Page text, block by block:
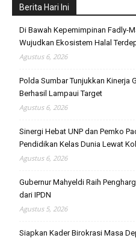
Berita Hari Ini
Di Bawah Kepemimpinan Fadly-
Wujudkan Ekosistem Halal
Agustus 6, 2026
Polda Sumbar Tunjukkan Kinerja
Berhasil Lampaui Target
Agustus 6, 2026
Sinergi Hebat UNP dan Pemko
Pendidikan Kelas Dunia Lewat
Agustus 6, 2026
Gubernur Mahyeldi Raih
dari IPDN
Agustus 5, 2026
Siapkan Kader Birokrasi Masa